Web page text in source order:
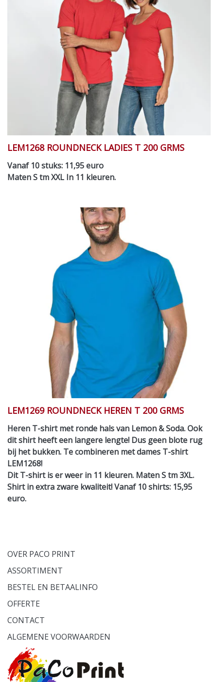
LEM1268 ROUNDNECK LADIES T 200 GRMS
Vanaf 10 stuks: 11,95 euro
Maten S tm XXL In 11 kleuren.
LEM1269 ROUNDNECK HEREN T 200 GRMS
Heren T-shirt met ronde hals van Lemon & Soda. Ook
dit shirt heeft een langere lengte! Dus geen blote rug
bij het bukken. Te combineren met dames T-shirt
LEM1268!
Dit T-shirt is er weer in 11 kleuren. Maten S tm 3XL.
Shirt in extra zware kwaliteit! Vanaf 10 shirts: 15,95
euro.
OVER PACO PRINT
ASSORTIMENT
BESTEL EN BETAALINFO
OFFERTE
CONTACT
ALGEMENE VOORWAARDEN